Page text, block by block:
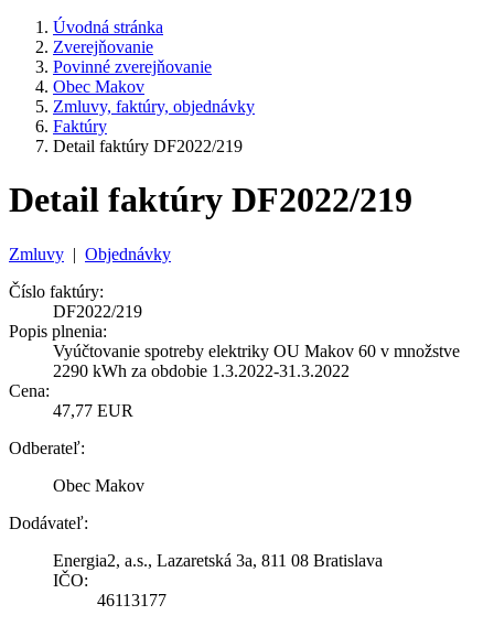
Úvodná stránka
Zverejňovanie
Povinné zverejňovanie
Obec Makov
Zmluvy, faktúry, objednávky
Faktúry
Detail faktúry DF2022/219
Detail faktúry DF2022/219
Zmluvy | Objednávky
Číslo faktúry:
DF2022/219
Popis plnenia:
Vyúčtovanie spotreby elektriky OU Makov 60 v množstve
2290 kWh za obdobie 1.3.2022-31.3.2022
Cena:
47,77 EUR
Odberateľ:
Obec Makov
Dodávateľ:
Energia2, a.s., Lazaretská 3a, 811 08 Bratislava
IČO:
46113177